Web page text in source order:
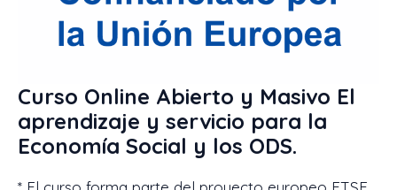
Curso Online Abierto y Masivo El
aprendizaje y servicio para la
Economía Social y los ODS.